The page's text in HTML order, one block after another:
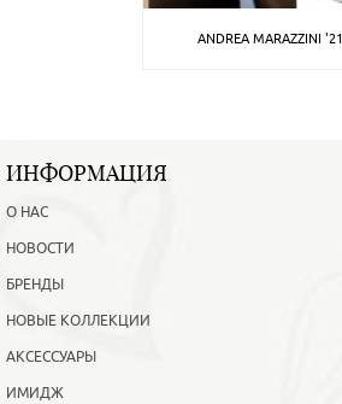
ANDREA MARAZZINI '21
ИНФОРМАЦИЯ
О НАС
НОВОСТИ
БРЕНДЫ
НОВЫЕ КОЛЛЕКЦИИ
АКСЕССУАРЫ
ИМИДЖ